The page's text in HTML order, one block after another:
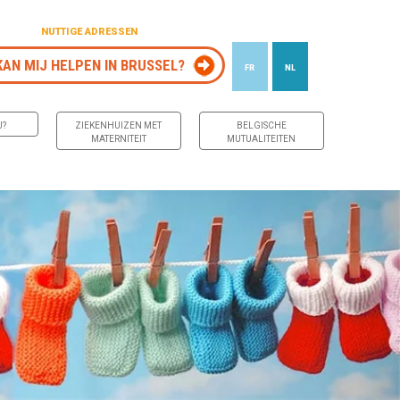
NUTTIGE ADRESSEN
MIJ HELPEN IN BRUSSEL? FR NL
ZIEKENHUIZEN MET
MATERNITEIT
BELGISCHE
MUTUALITEITEN